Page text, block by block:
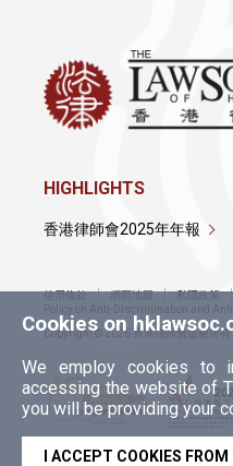
Cookies on
We employ cookies to
accessing the website of
you will be providing your
I ACCEPT COOKIES
HIGHLIGHTS
香港律師會2025年年報
使用條款 網頁地圖
私隱政策
Policy on Anti-Discrimination and
Copyright © 2026 香港律師會版權所有